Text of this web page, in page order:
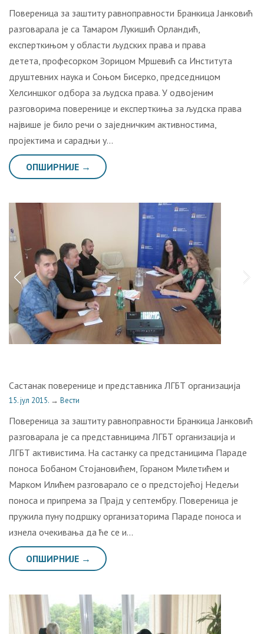
Повереница за заштиту равноправности Бранкица Јанковић
разговарала је са Тамаром Лукишић Орландић,
експерткињом у области људских права и права
детета, професорком Зорицом Мршевић са Института
друштевних наука и Соњом Бисерко, председницом
Хелсиншког одбора за људска права. У одвојеним
разговорима поверенице и експерткиња за људска права
највише је било речи о заједничким активностима,
пројектима и сарадњи у…
ОПШИРНИЈЕ →
Састанак поверенице и представника ЛГБТ организација
15. јул 2015. → Вести
Повереница за заштиту равноправности Бранкица Јанковић
разговарала је са представницима ЛГБТ организација и
ЛГБТ активистима. На састанку са предстаницима Параде
поноса Бобаном Стојановићем, Гораном Милетићем и
Марком Илићем разговарало се о предстојећој Недељи
поноса и припрема за Прајд у септембру. Повереница је
пружила пуну подршку организаторима Параде поноса и
изнела очекивања да ће се и…
ОПШИРНИЈЕ →